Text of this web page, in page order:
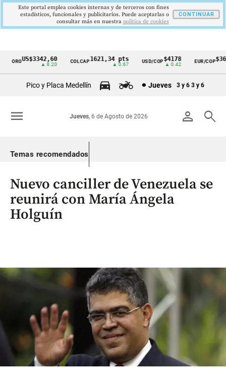
Cintillo
Colombia
OROUS$3342,60
▲ 8.20
COLCAP1621,34 pts
▲ 0.67
USD/COP$4178
▲ 0.42
EUR/COP$3697
Pico y Placa Medellín Jueves 3 y 6 3 y 6
person search
Jueves, 6 de Agosto de 2026
menu
Temas recomendados
Nuevo canciller de Venezuela se
reunirá con María Ángela
Holguín
Este portal emplea cookies internas y de terceros con fines
estadísticos, funcionales y publicitarios. Puede aceptarlas o
consultar más en nuestra politica de cookies
CONTINUAR